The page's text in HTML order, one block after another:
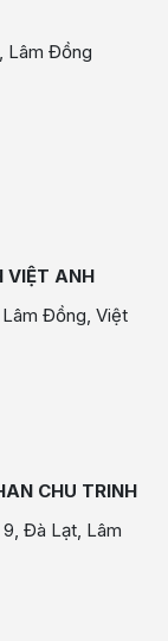
Lâm Đồng
VIỆT ANH
Đồng, Việt
CHU TRINH
9, Đà Lạt, Lâm